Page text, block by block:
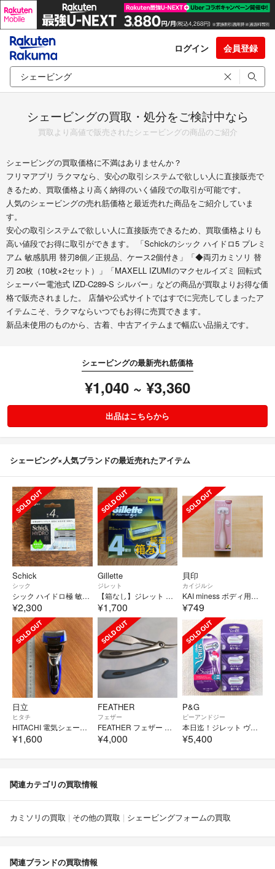
ログイン 会員登録
シェービングの買取・処分をご検討中なら
買取より高値で販売されたシェービングの商品のご紹介
シェービングの買取価格に不満はありませんか？
フリマアプリ ラクマなら、安心の取引システムで欲しい人に直接販売で
きるため、買取価格より高く納得のいく値段での取引が可能です。
人気のシェービングの売れ筋価格と最近売れた商品をご紹介していま
す。
安心の取引システムで欲しい人に直接販売できるため、買取価格よりも
高い値段でお得に取引ができます。 「Schickのシック ハイドロ5 プレミ
アム 敏感肌用 替刃8個／正規品、ケース2個付き」「◆両刃カミソリ 替
刃 20枚（10枚×2セット）」「MAXELL IZUMIのマクセルイズミ 回転式
シェーバー電池式 IZD-C289-S シルバー」などの商品が買取よりお得な価
格で販売されました。 店舗や公式サイトではすでに完売してしまったア
イテムこそ、ラクマならいつでもお得に売買できます。
新品未使用のものから、古着、中古アイテムまで幅広い品揃えです。
シェービングの最新売れ筋価格
¥1,040 ~ ¥3,360
出品はこちらから
シェービング×人気ブランドの最近売れたアイテム
Schick
シック
シック ハイドロ極 敏感肌用 4コ入
¥2,300
Gillette
ジレット
【箱なし】ジレット プロシールド 替刃4個入 新品未使用 純正品【ポストmini
¥1,700
貝印
カイジルシ
KAI miness ボディ用カミソリ 5枚刃 敏感肌用 本体
¥749
日立
ヒタチ
HITACHI 電気シェーバーRM-LF400Y 充電・交流式 2018年製
¥1,600
FEATHER
フェザー
FEATHER フェザー アーティストクラブ レザー
¥4,000
P&G
ピーアンドジー
本日迄！ジレット ヴィーナス スワール 本体(ホルダー)1本＆替刃 11個
¥5,400
関連カテゴリの買取情報
カミソリの買取 その他の買取 シェービングフォームの買取
関連ブランドの買取情報